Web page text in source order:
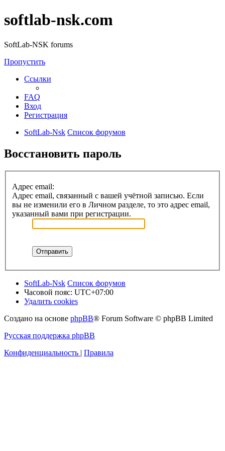
softlab-nsk.com
SoftLab-NSK forums
Пропустить
Ссылки
FAQ
Вход
Регистрация
SoftLab-Nsk Список форумов
Восстановить пароль
Адрес email:
Адрес email, связанный с вашей учётной записью. Если
вы не изменили его в Личном разделе, то это адрес email,
указанный вами при регистрации.
SoftLab-Nsk Список форумов
Часовой пояс: UTC+07:00
Удалить cookies
Создано на основе phpBB® Forum Software © phpBB Limited
Русская поддержка phpBB
Конфиденциальность | Правила